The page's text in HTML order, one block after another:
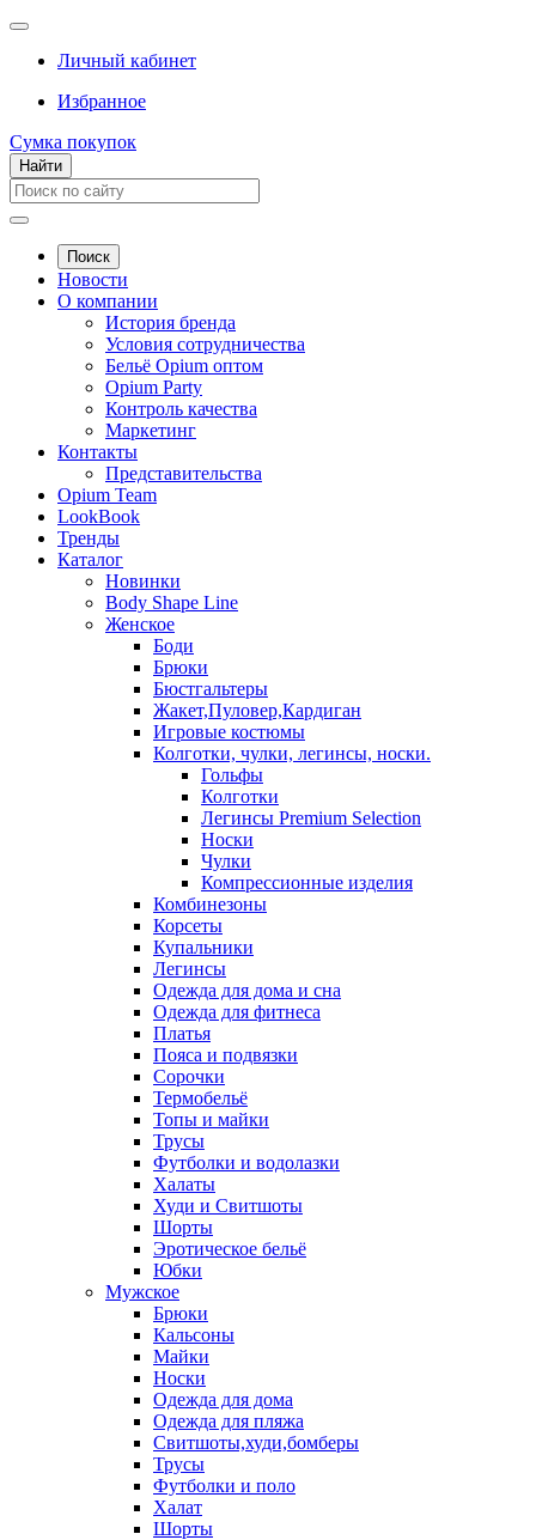
Личный кабинет
Избранное
Сумка покупок
Найти
Поиск
Новости
О компании
История бренда
Условия сотрудничества
Бельё Opium оптом
Opium Party
Контроль качества
Маркетинг
Контакты
Представительства
Opium Team
LookBook
Тренды
Каталог
Новинки
Body Shape Line
Женское
Боди
Брюки
Бюстгальтеры
Жакет,Пуловер,Кардиган
Игровые костюмы
Колготки, чулки, легинсы, носки.
Гольфы
Колготки
Легинсы Premium Selection
Носки
Чулки
Компрессионные изделия
Комбинезоны
Корсеты
Купальники
Легинсы
Одежда для дома и сна
Одежда для фитнеса
Платья
Пояса и подвязки
Сорочки
Термобельё
Топы и майки
Трусы
Футболки и водолазки
Халаты
Худи и Свитшоты
Шорты
Эротическое бельё
Юбки
Мужское
Брюки
Кальсоны
Майки
Носки
Одежда для дома
Одежда для пляжа
Свитшоты,худи,бомберы
Трусы
Футболки и поло
Халат
Шорты